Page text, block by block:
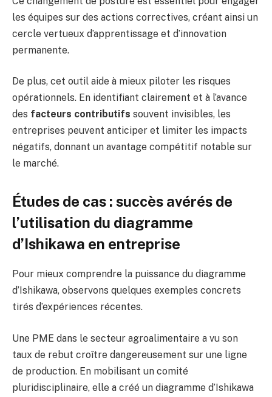
les équipes sur des actions correctives, créant ainsi un
cercle vertueux d’apprentissage et d’innovation
permanente.
De plus, cet outil aide à mieux piloter les risques
opérationnels. En identifiant clairement et à l’avance
des facteurs contributifs souvent invisibles, les
entreprises peuvent anticiper et limiter les impacts
négatifs, donnant un avantage compétitif notable sur
le marché.
Études de cas : succès avérés de
l’utilisation du diagramme
d’Ishikawa en entreprise
Pour mieux comprendre la puissance du diagramme
d’Ishikawa, observons quelques exemples concrets
tirés d’expériences récentes.
Une PME dans le secteur agroalimentaire a vu son
taux de rebut croître dangereusement sur une ligne
de production. En mobilisant un comité
pluridisciplinaire, elle a créé un diagramme d’Ishikawa